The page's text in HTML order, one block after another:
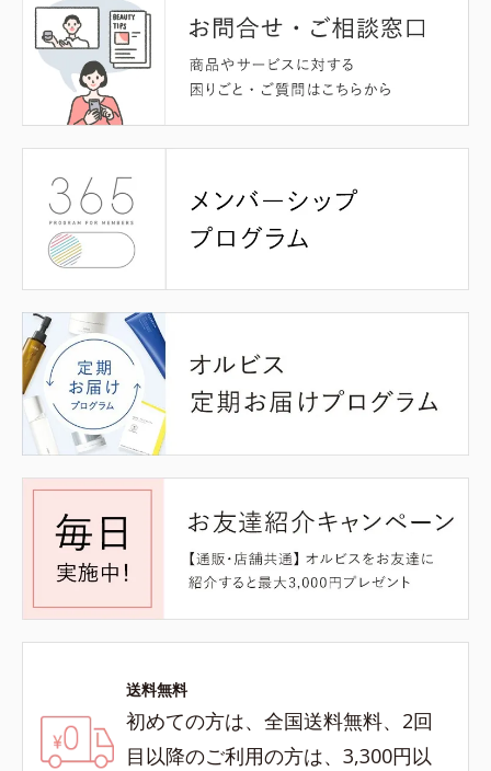
送料無料
初めての方は、全国送料無料、2回
目以降のご利用の方は、3,300円以